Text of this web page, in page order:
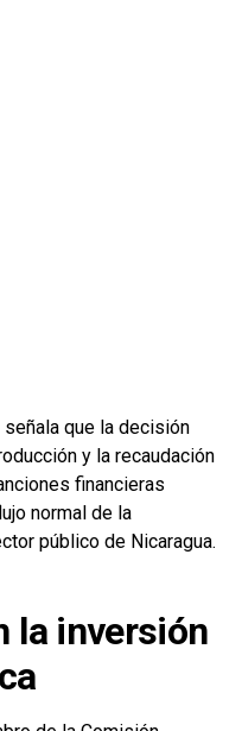
que la decisión
y la recaudación
financieras
normal de la
público de Nicaragua.
la inversión